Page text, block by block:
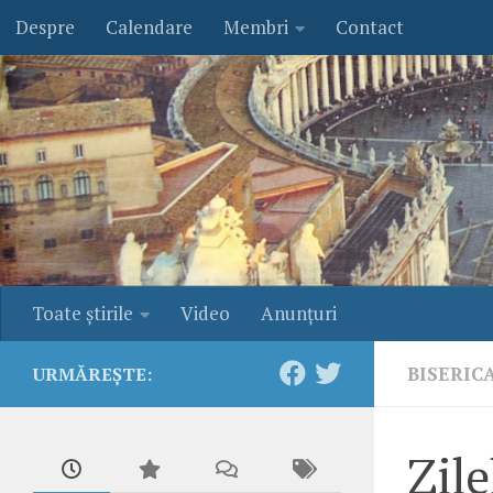
Skip to content
Despre Calendare Membri Contact
Toate ştirile Video Anunţuri
URMĂREȘTE: